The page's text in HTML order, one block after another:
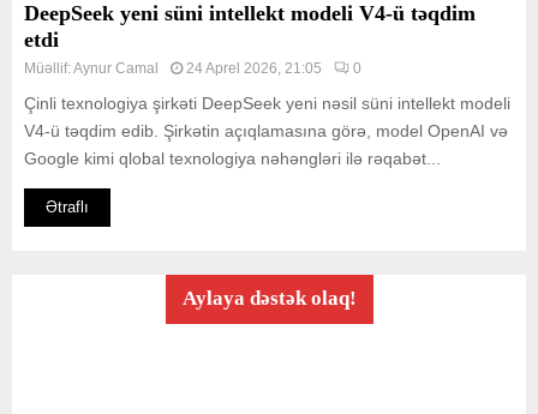
DeepSeek yeni süni intellekt modeli V4-ü təqdim
etdi
Müəllif:Aynur Camal 24 Aprel 2026, 21:05 0
Çinli texnologiya şirkəti DeepSeek yeni nəsil süni intellekt modeli
V4-ü təqdim edib. Şirkətin açıqlamasına görə, model OpenAI və
Google kimi qlobal texnologiya nəhəngləri ilə rəqabət...
Ətraflı
Aylaya dəstək olaq!